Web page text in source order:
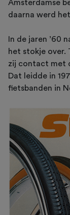
Amsterdamse
daarna werd
In de jaren ’60
het stokje over.
zij contact met
Dat leidde in
fietsbanden in